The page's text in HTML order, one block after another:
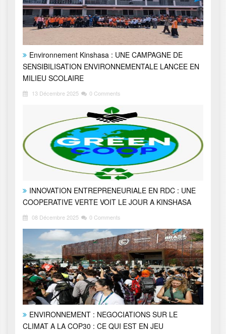
Environnement Kinshasa : UNE CAMPAGNE DE
SENSIBILISATION ENVIRONNEMENTALE LANCEE EN
MILIEU SCOLAIRE
13 Décembre 2025 0 Comments
INNOVATION ENTREPRENEURIALE EN RDC : UNE
COOPERATIVE VERTE VOIT LE JOUR A KINSHASA
08 Décembre 2025 0 Comments
ENVIRONNEMENT : NEGOCIATIONS SUR LE
CLIMAT A LA COP30 : CE QUI EST EN JEU